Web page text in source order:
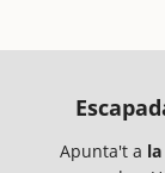
Apunta't a